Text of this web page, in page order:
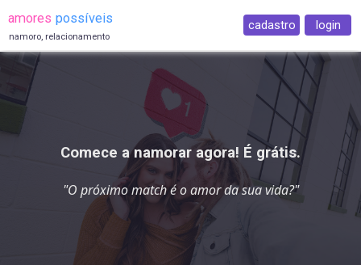
amores possíveis
namoro, relacionamento
cadastro login
Comece a namorar agora! É grátis.
"O próximo match é oamor da sua vida?"